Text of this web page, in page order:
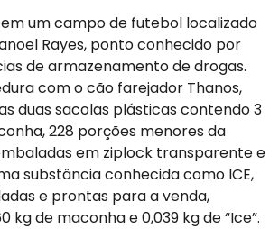
um campo de futebol localizado
Rayes, ponto conhecido por
de armazenamento de drogas.
com o cão farejador Thanos,
duas sacolas plásticas contendo 3
228 porções menores da
em ziplock transparente e
substância conhecida como ICE,
e prontas para a venda,
kg de maconha e 0,039 kg de “Ice”.